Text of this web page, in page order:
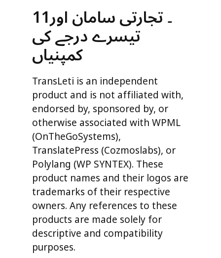
11۔ تجارتی سامان اور
تیسرے درجے کی
کمپنیاں
TransLeti is an independent
product and is not affiliated with,
endorsed by, sponsored by, or
otherwise associated with WPML
(OnTheGoSystems),
TranslatePress (Cozmoslabs), or
Polylang (WP SYNTEX). These
product names and their logos are
trademarks of their respective
owners. Any references to these
products are made solely for
descriptive and compatibility
purposes.